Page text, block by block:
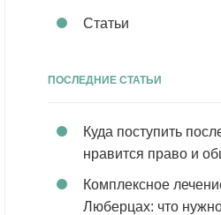
Статьи
ПОСЛЕДНИЕ СТАТЬИ
Куда поступить
нравится право и
Комплексное
Люберцах: что